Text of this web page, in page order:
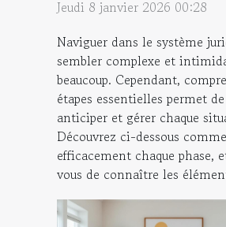
Jeudi 8 janvier 2026 00:28
Naviguer dans le système
sembler complexe et
beaucoup. Cependant,
étapes essentielles permet
anticiper et gérer chaque
Découvrez ci-dessous
efficacement chaque phase,
vous de connaître les